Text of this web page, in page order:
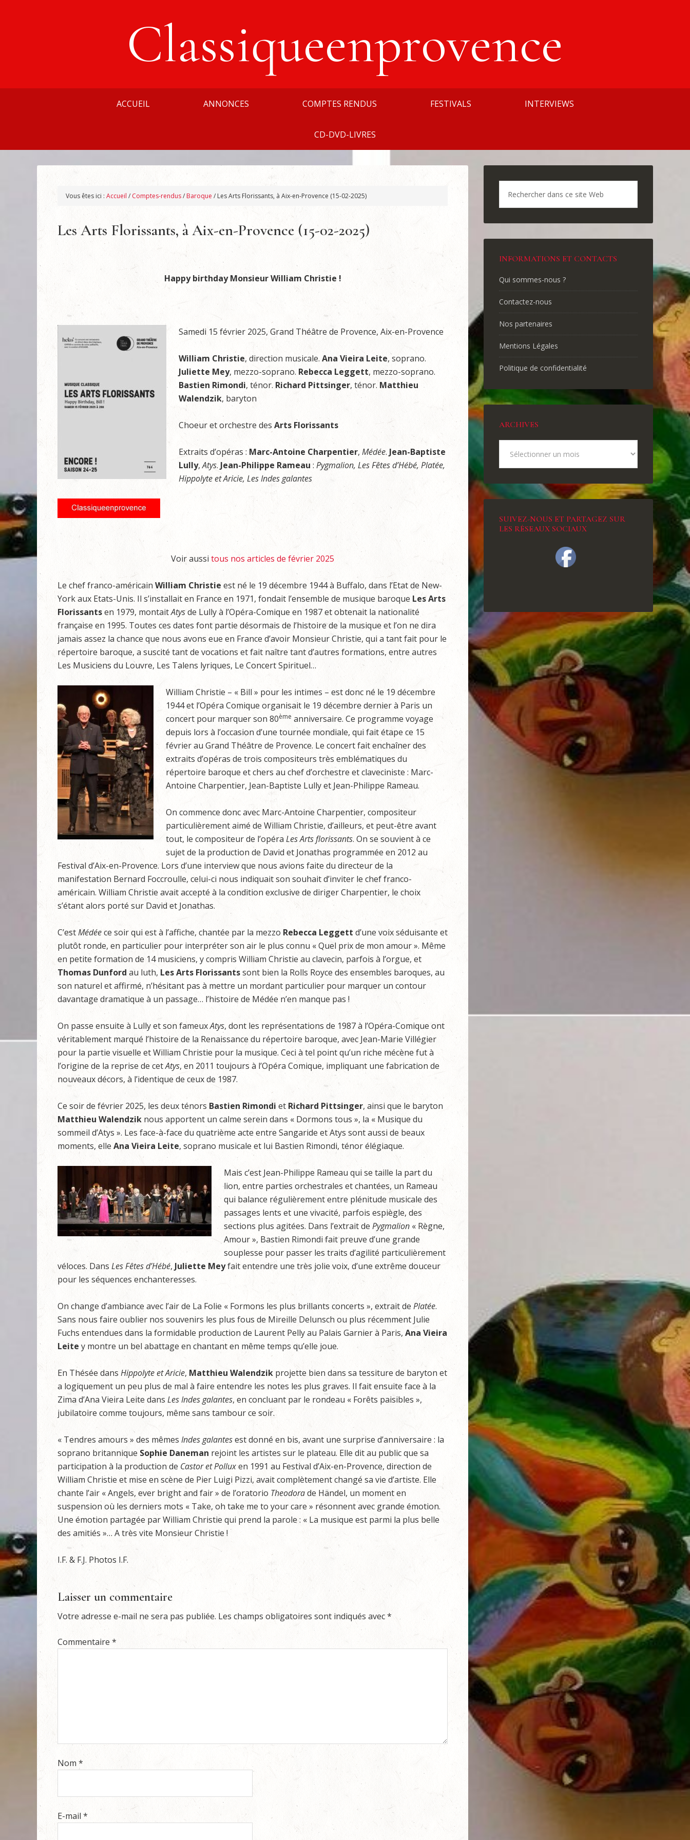
Classiqueenprovence
ACCUEIL ANNONCES COMPTES RENDUS FESTIVALS INTERVIEWS
CD-DVD-LIVRES
Vous êtes ici : Accueil / Comptes-rendus/ Baroque / Les Arts Florissants, à Aix-en-Provence (15-02-2025)
Les Arts Florissants, à Aix-en-Provence (15-02-2025)
Happy birthday Monsieur William Christie !
Samedi 15 février 2025, Grand Théâtre de Provence, Aix-en-Provence
William Christie, direction musicale. Ana Vieira Leite, soprano.
Juliette Mey, mezzo-soprano. Rebecca Leggett, mezzo-soprano.
Bastien Rimondi, ténor. Richard Pittsinger, ténor. Matthieu
Walendzik, baryton
Choeur et orchestre des Arts Florissants
Extraits d’opéras : Marc-Antoine Charpentier, Médée. Jean-Baptiste
Lully,Atys. Jean-Philippe Rameau : Pygmalion, Les Fêtes d’Hébé, Platée,
Hippolyte et Aricie, Les Indes galantes
Voir aussi tous nos articles de février 2025
Le chef franco-américain William Christie est né le 19 décembre 1944 à Buffalo, dans l’Etat de New-
York aux Etats-Unis. Il s’installait en France en 1971, fondait l’ensemble de musique baroque Les Arts
Florissantsen 1979, montaitAtysde Lully à l’Opéra-Comique en 1987 et obtenait la nationalité
française en 1995. Toutes ces dates font partie désormais de l’histoire de la musique et l’on ne dira
jamais assez la chance que nous avons eue en France d’avoir Monsieur Christie, qui a tant fait pour le
répertoire baroque, a suscité tant de vocations et fait naître tant d’autres formations, entre autres
Les Musiciens du Louvre, Les Talens lyriques, Le Concert Spirituel…
William Christie – « Bill » pour les intimes – est donc né le 19 décembre
1944 et l’Opéra Comique organisait le 19 décembre dernier à Paris un
concert pour marquer son 80ème anniversaire. Ce programme voyage
depuis lors à l’occasion d’une tournée mondiale, qui fait étape ce 15
février au Grand Théâtre de Provence. Le concert fait enchaîner des
extraits d’opéras de trois compositeurs très emblématiques du
répertoire baroque et chers au chef d’orchestre et claveciniste : Marc-
Antoine Charpentier, Jean-Baptiste Lully et Jean-Philippe Rameau.
On commence donc avec Marc-Antoine Charpentier, compositeur
particulièrement aimé de William Christie, d’ailleurs, et peut-être avant
tout, le compositeur de l’opéraLes Arts florissants. On se souvient à ce
sujet de la production de David et Jonathas programmée en 2012 au
Festival d’Aix-en-Provence. Lors d’une interview que nous avions faite du directeur de la
manifestation Bernard Foccroulle, celui-ci nous indiquait son souhait d’inviter le chef franco-
américain. William Christie avait accepté à la condition exclusive de diriger Charpentier, le choix
s’étant alors porté sur David et Jonathas.
C’estMédéece soir qui est à l’affiche, chantée par la mezzo Rebecca Leggett d’une voix séduisante et
plutôt ronde, en particulier pour interpréter son air le plus connu « Quel prix de mon amour ». Même
en petite formation de 14 musiciens, y compris William Christie au clavecin, parfois à l’orgue, et
Thomas Dunford au luth, LesArts Florissantssont bien la Rolls Royce des ensembles baroques, au
son naturel et affirmé, n’hésitant pas à mettre un mordant particulier pour marquer un contour
davantage dramatique à un passage… l’histoire de Médée n’en manque pas !
On passe ensuite à Lully et son fameuxAtys, dont les représentations de 1987 à l’Opéra-Comique ont
véritablement marqué l’histoire de la Renaissance du répertoire baroque, avec Jean-Marie Villégier
pour la partie visuelle et William Christie pour la musique. Ceci à tel point qu’un riche mécène fut à
l’origine de la reprise de cetAtys, en 2011 toujours à l’Opéra Comique, impliquant une fabrication de
nouveaux décors, à l’identique de ceux de 1987.
Ce soir de février 2025, les deux ténors Bastien Rimondiet Richard Pittsinger, ainsi que le baryton
Matthieu Walendzik nous apportent un calme serein dans « Dormons tous », la « Musique du
sommeil d’Atys ». Les face-à-face du quatrième acte entre Sangaride et Atys sont aussi de beaux
moments, elle Ana Vieira Leite, soprano musicale et lui Bastien Rimondi, ténor élégiaque.
Mais c’est Jean-Philippe Rameau qui se taille la part du
lion, entre parties orchestrales et chantées, un Rameau
qui balance régulièrement entre plénitude musicale des
passages lents et une vivacité, parfois espiègle, des
sections plus agitées. Dans l’extrait de Pygmalion « Règne,
Amour », Bastien Rimondi fait preuve d’une grande
souplesse pour passer les traits d’agilité particulièrement
véloces. Dans Les Fêtes d’Hébé, Juliette Meyfait entendre une très jolie voix, d’une extrême douceur
pour les séquences enchanteresses.
On change d’ambiance avec l’air de La Folie « Formons les plus brillants concerts », extrait de Platée.
Sans nous faire oublier nos souvenirs les plus fous de Mireille Delunsch ou plus récemment Julie
Fuchs entendues dans la formidable production de Laurent Pelly au Palais Garnier à Paris, Ana Vieira
Leite y montre un bel abattage en chantant en même temps qu’elle joue.
En Thésée dans Hippolyte et Aricie, Matthieu Walendzik projette bien dans sa tessiture de baryton et
a logiquement un peu plus de mal à faire entendre les notes les plus graves. Il fait ensuite face à la
Zima d’Ana Vieira Leite dans Les Indes galantes, en concluant par le rondeau « Forêts paisibles »,
jubilatoire comme toujours, même sans tambour ce soir.
« Tendres amours » des mêmes Indes galantesest donné en bis, avant une surprise d’anniversaire : la
soprano britannique Sophie Daneman rejoint les artistes sur le plateau. Elle dit au public que sa
participation à la production de Castor et Polluxen 1991 au Festival d’Aix-en-Provence, direction de
William Christie et mise en scène de Pier Luigi Pizzi, avait complètement changé sa vie d’artiste. Elle
chante l’air « Angels, ever bright and fair » de l’oratorio Theodorade Händel, un moment en
suspension où les derniers mots « Take, oh take me to your care » résonnent avec grande émotion.
Une émotion partagée par William Christie qui prend la parole : « La musique est parmi la plus belle
des amitiés »… A très vite Monsieur Christie !
I.F. & F.J. Photos I.F.
Laisser un commentaire
Votre adresse e-mail ne sera pas publiée. Les champs obligatoires sont indiqués avec*
Commentaire *
Nom*
E-mail *
INFORMATIONS ET CONTACTS
Qui sommes-nous ?
Contactez-nous
Nos partenaires
Mentions Légales
Politique de confidentialité
ARCHIVES
SUIVEZ-NOUS ET PARTAGEZ SUR
LES RÉSEAUX SOCIAUX